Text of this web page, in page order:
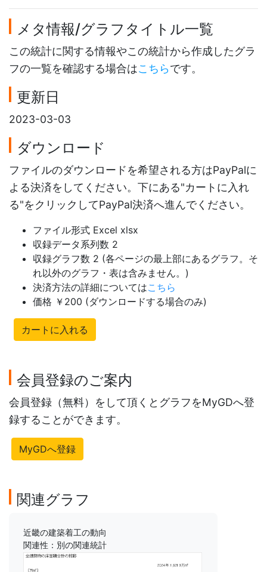
メタ情報/グラフタイトル一覧
この統計に関する情報やこの統計から作成したグラ
フの一覧を確認する場合はこちらです。
更新日
2023-03-03
ダウンロード
ファイルのダウンロードを希望される方はPayPalに
よる決済をしてください。下にある"カートに入れ
る"をクリックしてPayPal決済へ進んでください。
ファイル形式 Excel xlsx
収録データ系列数 2
収録グラフ数 2 (各ページの最上部にあるグラフ。そ
れ以外のグラフ・表は含みません。)
決済方法の詳細についてはこちら
価格 ￥200 (ダウンロードする場合のみ)
カートに入れる
会員登録のご案内
会員登録（無料）をして頂くとグラフをMyGDへ登
録することができます。
MyGDへ登録
関連グラフ
近畿の建築着工の動向
関連性：別の関連統計